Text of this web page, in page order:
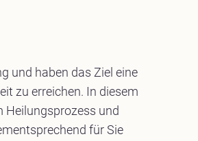
und haben das Ziel eine
zu erreichen. In diesem
Heilungsprozess und
für Sie